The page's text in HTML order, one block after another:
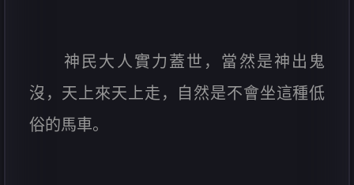
神民大人實力蓋世，當然是神出鬼
沒，天上來天上走，自然是不會坐這種低
俗的馬車。